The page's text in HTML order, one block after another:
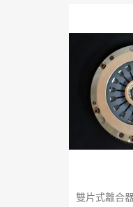
雙片式離合